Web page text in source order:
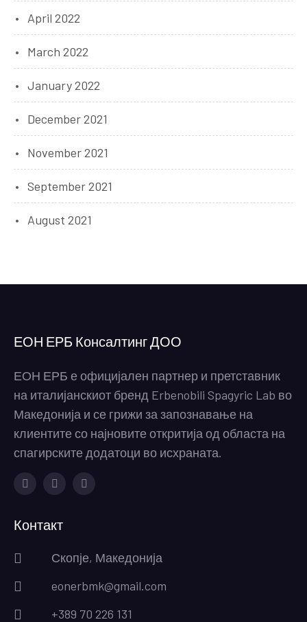
April 2022
March 2022
January 2022
December 2021
November 2021
September 2021
August 2021
ЕОН ЕРБ Консалтинг ДОО
ЕОН ЕРБ е официјален партнер и претставник
на италијанскиот бренд Erbenobili Spagyric Lab во
Македонија и се грижи за запознавање на
клиентите со најновите откритија од областа на
спагирските додатоци во исхраната.
Контакт
Скопје, Македонија
eonerbmk@gmail.com
+389 70 226 131